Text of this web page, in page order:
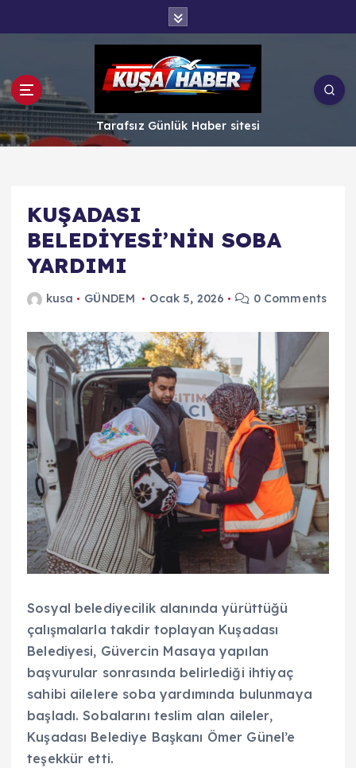
ğ
e
a
Tarafsız Günlük Haber sitesi
KUŞADASI
BELEDİYESİ’NİN SOBA
YARDIMI
kusa GÜNDEM Ocak 5, 2026 0 Comments
Sosyal belediyecilik alanında yürüttüğü
çalışmalarla takdir toplayan Kuşadası
Belediyesi, Güvercin Masaya yapılan
başvurular sonrasında belirlediği ihtiyaç
sahibi ailelere soba yardımında bulunmaya
başladı. Sobalarını teslim alan aileler,
Kuşadası Belediye Başkanı Ömer Günel’e
teşekkür etti.